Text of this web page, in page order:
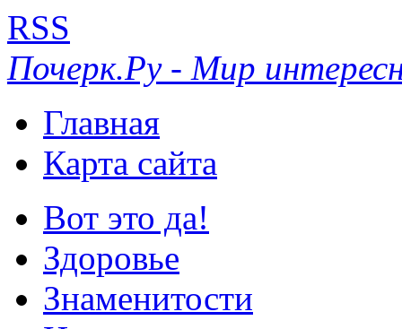
RSS
Почерк.Ру - Мир
Главная
Карта сайта
Вот это да!
Здоровье
Знаменитости